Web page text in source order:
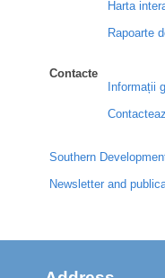
Harta
Rapoarte
Contacte
Informații
Southern
Newsletter and